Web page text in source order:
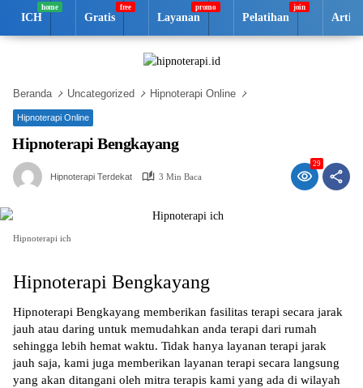
Langsung
konten
ICH Gratis Layanan Pelatihan
Beranda Uncategorized Hipnoterapi Online
Hipnoterapi Online
Hipnoterapi Bengkayang
Hipnoterapi Terdekat 3 Min Baca
29
Hipnoterapi ich
Hipnoterapi Bengkayang
Hipnoterapi Bengkayang memberikan fasilitas terapi secara jarak
jauh atau daring untuk memudahkan anda terapi dari rumah
sehingga lebih hemat waktu. Tidak hanya layanan terapi jarak
jauh saja, kami juga memberikan layanan terapi secara langsung
yang akan ditangani oleh mitra terapis kami yang ada di wilayah